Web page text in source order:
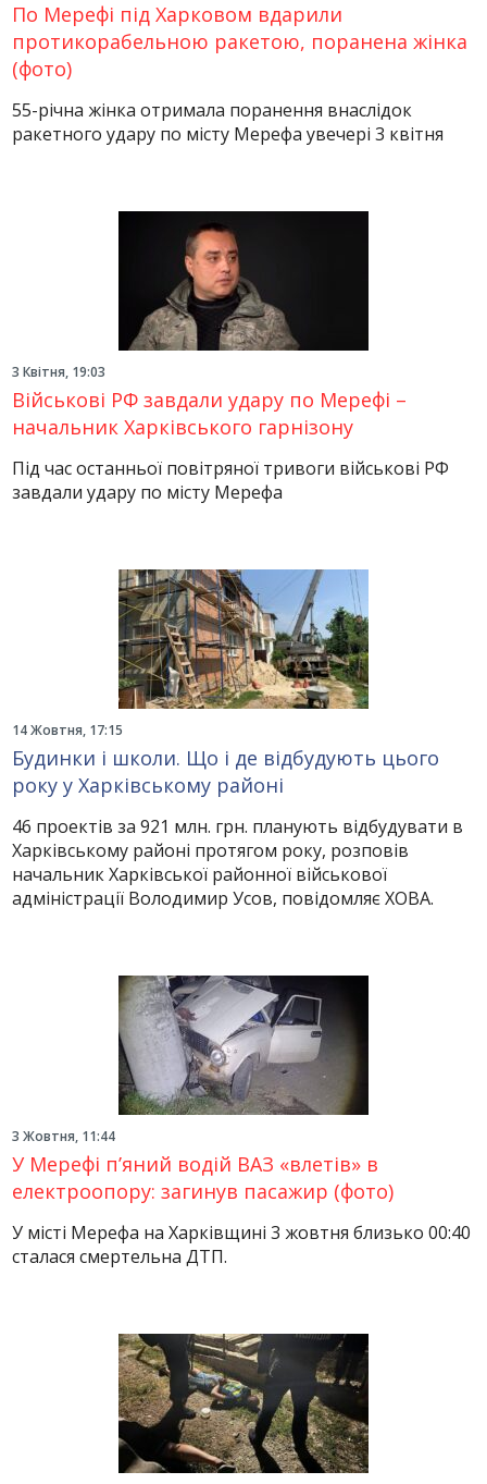
По Мерефі під Харковом вдарили
протикорабельною ракетою, поранена жінка
(фото)
55-річна жінка отримала поранення внаслідок
ракетного удару по місту Мерефа увечері 3 квітня
3 Квітня, 19:03
Військові РФ завдали удару по Мерефі –
начальник Харківського гарнізону
Під час останньої повітряної тривоги військові РФ
завдали удару по місту Мерефа
14 Жовтня, 17:15
Будинки і школи. Що і де відбудують цього
року у Харківському районі
46 проектів за 921 млн. грн. планують відбудувати в
Харківському районі протягом року, розповів
начальник Харківської районної військової
адміністрації Володимир Усов, повідомляє ХОВА.
3 Жовтня, 11:44
У Мерефі п’яний водій ВАЗ «влетів» в
електроопору: загинув пасажир (фото)
У місті Мерефа на Харківщині 3 жовтня близько 00:40
сталася смертельна ДТП.